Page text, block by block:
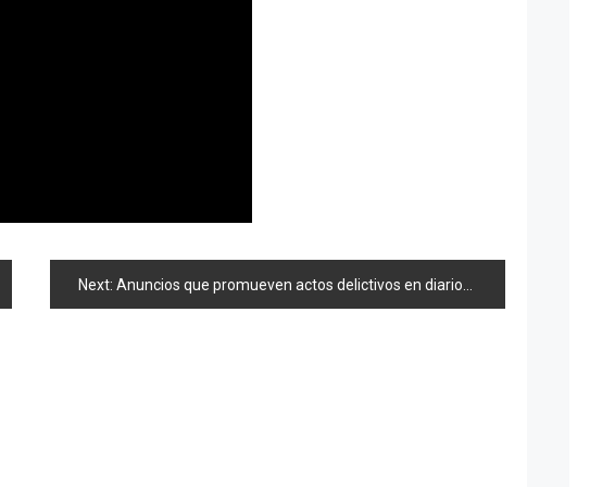
Next: Anuncios que promueven actos delictivos en diarios gratuitos para extranjeros